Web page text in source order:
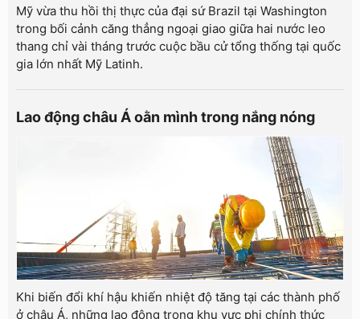
Mỹ vừa thu hồi thị thực của đại sứ Brazil tại Washington
trong bối cảnh căng thẳng ngoại giao giữa hai nước leo
thang chỉ vài tháng trước cuộc bầu cử tổng thống tại quốc
gia lớn nhất Mỹ Latinh.
Lao động châu Á oằn mình trong nắng nóng
Khi biến đổi khí hậu khiến nhiệt độ tăng tại các thành phố
ở châu Á, những lao động trong khu vực phi chính thức